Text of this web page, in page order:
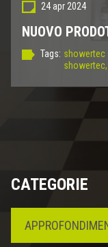
24 apr 2024
NUOVO
Tags: showertec
showertec,
CATEGORIE